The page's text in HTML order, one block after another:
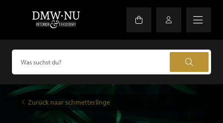
Zurück naar schmetterlinge